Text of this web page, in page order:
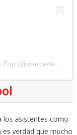
Una publicación compartida por Mercadeo Pop (@mercadeo_pop)
los asistentes como
verdad que mucho